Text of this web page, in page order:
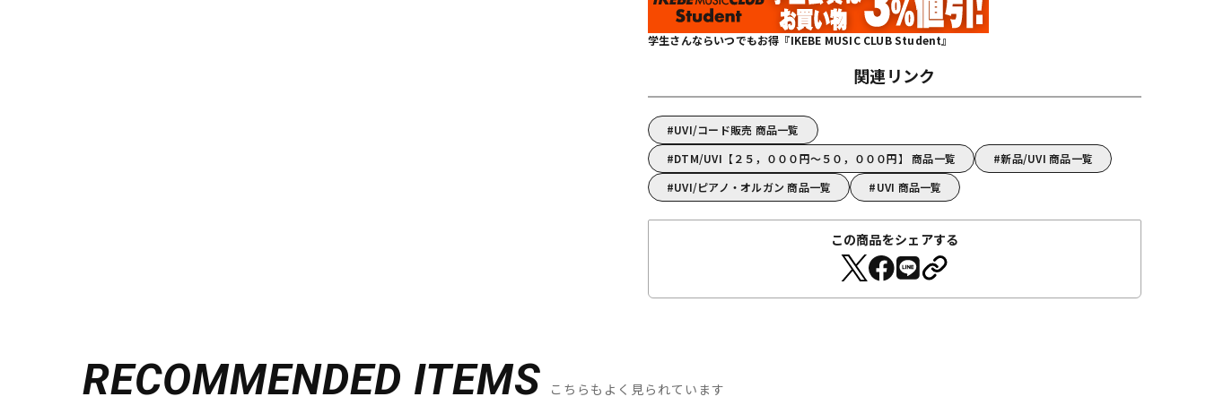
学生さんならいつでもお得『IKEBE MUSIC CLUB Student』
関連リンク
UVI/コード販売 商品一覧
DTM/UVI【２５，０００円～５０，０００円】 商品一覧
新品/UVI 商品一覧
UVI/ピアノ・オルガン 商品一覧
UVI 商品一覧
この商品をシェアする
RECOMMENDED ITEMS こちらもよく見られています